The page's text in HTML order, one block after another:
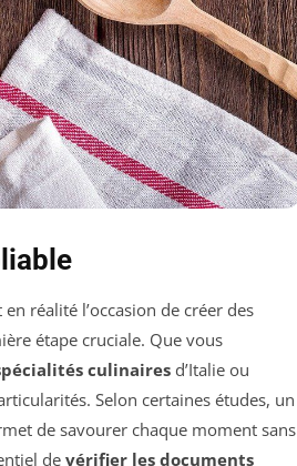
réalité l’occasion de créer des
étape cruciale. Que vous
culinaires d’Italie ou
Selon certaines études, un
de savourer chaque moment sans
de vérifier les documents